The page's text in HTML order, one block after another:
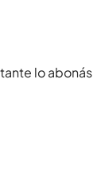
lo abonás